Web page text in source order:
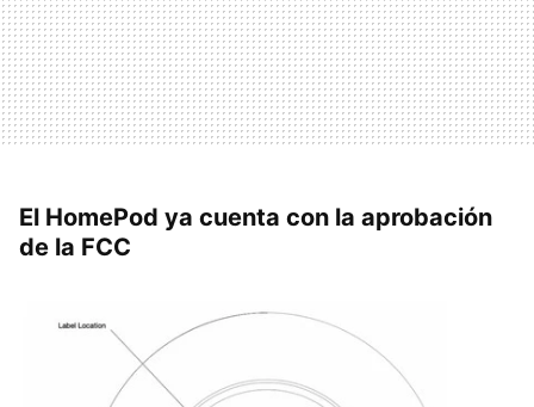
El HomePod ya cuenta con la aprobación
de la FCC